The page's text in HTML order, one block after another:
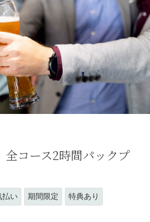
コース2時間パックプ
払い 期間限定 特典あり